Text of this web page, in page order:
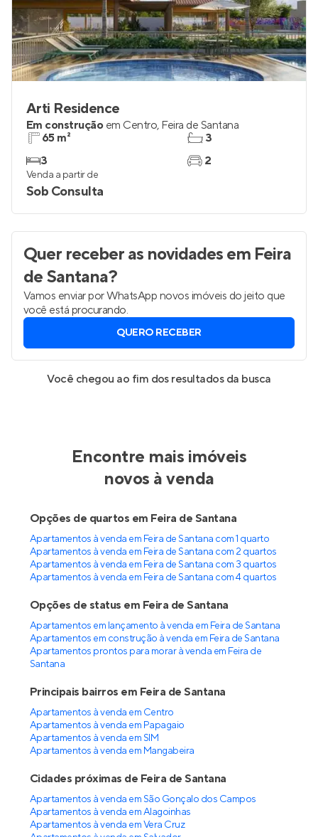
Arti Residence
Em construção em Centro, Feira de Santana
65 m²
3
3
2
Venda a partir de
Sob Consulta
Quer receber as novidadesem Feira
de Santana?
Vamos enviar por WhatsApp novos imóveis do jeito que
você está procurando.
QUERO RECEBER
Você chegou ao fim dos resultados da busca
Encontre mais imóveis
novos à venda
Opções de quartos em Feira de Santana
Apartamentos à venda em Feira de Santana com 1 quarto
Apartamentos à venda em Feira de Santana com 2 quartos
Apartamentos à venda em Feira de Santana com 3 quartos
Apartamentos à venda em Feira de Santana com 4 quartos
Opções de status em Feira de Santana
Apartamentos em lançamento à venda em Feira de Santana
Apartamentos em construção à venda em Feira de Santana
Apartamentos prontos para morar à venda em Feira de
Santana
Principais bairros em Feira de Santana
Apartamentos à venda em Centro
Apartamentos à venda em Papagaio
Apartamentos à venda em SIM
Apartamentos à venda em Mangabeira
Cidades próximas de Feira de Santana
Apartamentos à venda em São Gonçalo dos Campos
Apartamentos à venda em Alagoinhas
Apartamentos à venda em Vera Cruz